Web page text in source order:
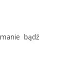
bądź